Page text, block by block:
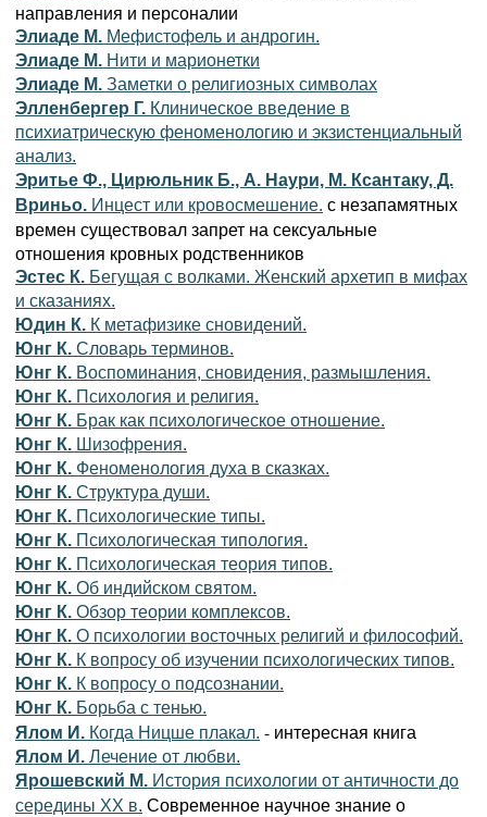
направления и персоналии
Элиаде М. Мефистофель и андрогин.
Элиаде М. Нити и марионетки
Элиаде М. Заметки о религиозных символах
Элленбергер Г. Клиническое введение в
психиатрическую феноменологию и экзистенциальный
анализ.
Эритье Ф., Цирюльник Б., А. Наури, М. Ксантаку, Д.
Вриньо. Инцест или кровосмешение. с незапамятных
времен существовал запрет на сексуальные
отношения кровных родственников
Эстес К. Бегущая с волками. Женский архетип в мифах
и сказаниях.
Юдин К. К метафизике сновидений.
Юнг К. Словарь терминов.
Юнг К. Воспоминания, сновидения, размышления.
Юнг К. Психология и религия.
Юнг К. Брак как психологическое отношение.
Юнг К. Шизофрения.
Юнг К. Феноменология духа в сказках.
Юнг К. Структура души.
Юнг К. Психологические типы.
Юнг К. Психологическая типология.
Юнг К. Психологическая теория типов.
Юнг К. Об индийском святом.
Юнг К. Обзор теории комплексов.
Юнг К. О психологии восточных религий и философий.
Юнг К. К вопросу об изучении психологических типов.
Юнг К. К вопросу о подсознании.
Юнг К. Борьба с тенью.
Ялом И. Когда Ницше плакал. - интересная книга
Ялом И. Лечение от любви.
Ярошевский М. История психологии от античности до
середины ХХ в. Современное научное знание о